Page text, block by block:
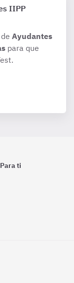
IIPP
Ayudantes
para que
Para ti